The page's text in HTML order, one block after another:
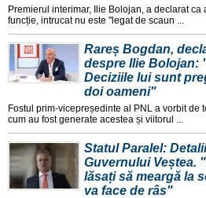
Premierul interimar, Ilie Bolojan, a declarat
funcție, intrucat nu este "legat de scaun ...
Rareș Bogdan,
despre Ilie Bolojan:
Deciziile lui sunt
doi oameni"
Fostul prim-vicepreședinte al PNL a vorbit de
cum au fost generate acestea și viitorul ...
Statul Paralel:
Guvernului Veștea.
lăsați să meargă la
va face de râs"